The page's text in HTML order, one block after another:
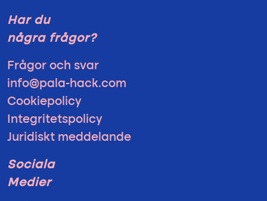
Har du
några frågor?
Frågor och svar
info@pala-hack.com
Cookiepolicy
Integritetspolicy
Juridiskt meddelande
Sociala
Medier